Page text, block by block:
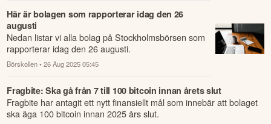
Här är bolagen som rapporterar idag den 26
augusti
Nedan listar vi alla bolag på Stockholmsbörsen som
rapporterar idag den 26 augusti.
Börskollen • 26 Aug 2025 05:45
Fragbite: Ska gå från 7 till 100 bitcoin innan årets slut
Fragbite har antagit ett nytt finansiellt mål som innebär att bolaget
ska äga 100 bitcoin innan 2025 års slut.